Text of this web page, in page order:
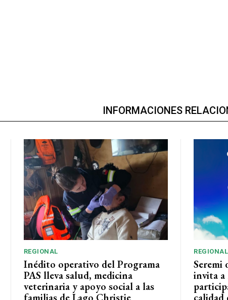
INFORMACIONES
REGIONAL
Inédito operativo del Programa
PAS lleva salud, medicina
veterinaria y apoyo social a las
REGIONAL
Seremi
invita a